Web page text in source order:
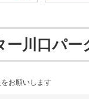
ー川口パ
お願いします